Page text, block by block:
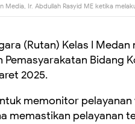
Media, Ir. Abdullah Rasyid ME ketika
(Rutan) Kelas I
Bidang
2025.
memonitor pelayanan
memastikan pelayanan